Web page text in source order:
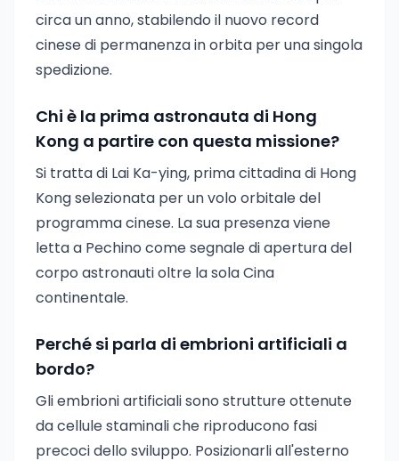
circa un anno, stabilendo il nuovo record
cinese di permanenza in orbita per una singola
spedizione.
Chi è la prima astronauta di Hong
Kong a partire con questa missione?
Si tratta di Lai Ka-ying, prima cittadina di Hong
Kong selezionata per un volo orbitale del
programma cinese. La sua presenza viene
letta a Pechino come segnale di apertura del
corpo astronauti oltre la sola Cina
continentale.
Perché si parla di embrioni artificiali a
bordo?
Gli embrioni artificiali sono strutture ottenute
da cellule staminali che riproducono fasi
precoci dello sviluppo. Posizionarli all'esterno